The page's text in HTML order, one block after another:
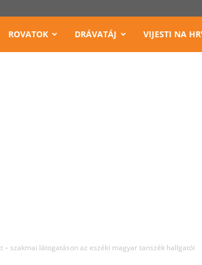
ROVATOK DRÁVATÁJ VIJESTI NA
– szakmai látogatáson az eszéki magyar tanszék hallgatói